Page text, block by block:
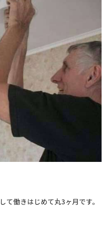
働きはじめて丸3ヶ月です。